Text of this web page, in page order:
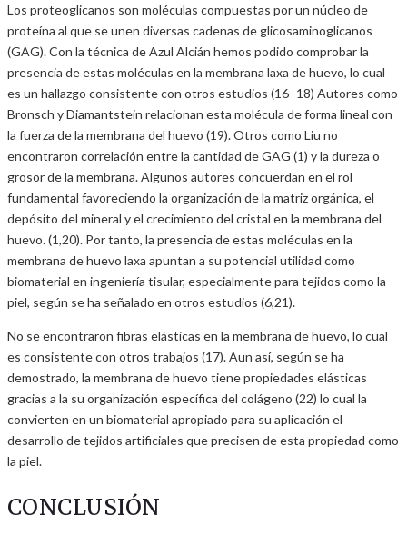
Los proteoglicanos son moléculas compuestas por un núcleo de
proteína al que se unen diversas cadenas de glicosaminoglicanos
(GAG). Con la técnica de Azul Alcián hemos podido comprobar la
presencia de estas moléculas en la membrana laxa de huevo, lo cual
es un hallazgo consistente con otros estudios (16–18) Autores como
Bronsch y Diamantstein relacionan esta molécula de forma lineal con
la fuerza de la membrana del huevo (19). Otros como Liu no
encontraron correlación entre la cantidad de GAG (1) y la dureza o
grosor de la membrana. Algunos autores concuerdan en el rol
fundamental favoreciendo la organización de la matriz orgánica, el
depósito del mineral y el crecimiento del cristal en la membrana del
huevo. (1,20). Por tanto, la presencia de estas moléculas en la
membrana de huevo laxa apuntan a su potencial utilidad como
biomaterial en ingeniería tisular, especialmente para tejidos como la
piel, según se ha señalado en otros estudios (6,21).
No se encontraron fibras elásticas en la membrana de huevo, lo cual
es consistente con otros trabajos (17). Aun así, según se ha
demostrado, la membrana de huevo tiene propiedades elásticas
gracias a la su organización específica del colágeno (22) lo cual la
convierten en un biomaterial apropiado para su aplicación el
desarrollo de tejidos artificiales que precisen de esta propiedad como
la piel.
CONCLUSIÓN